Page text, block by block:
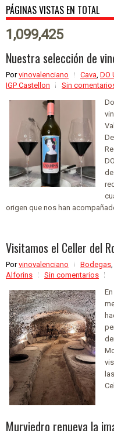
PÁGINAS VISTAS EN TOTAL
1,099,425
Nuestra selección de
Porvinovalenciano Cava DO
IGP Castellon
Sin
origen que nos han
Visitamos el Celler del
Porvinovalenciano Bodegas
Alforins
Sin comentarios
Murviedro renueva la